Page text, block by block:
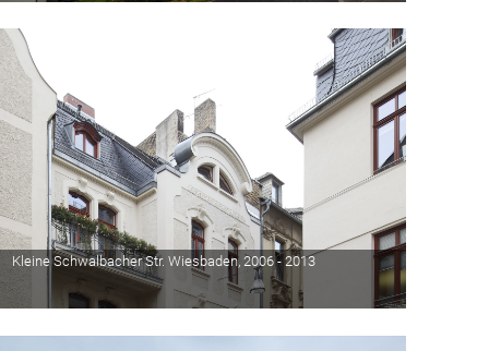
Kleine Schwalbacher Str. Wiesbaden, 2006 - 2013